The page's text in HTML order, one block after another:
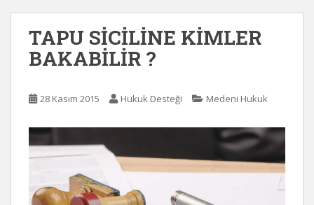
TAPU SİCİLİNE KİMLER
BAKABİLİR ?
28 Kasım 2015 Hukuk Desteği Medeni Hukuk